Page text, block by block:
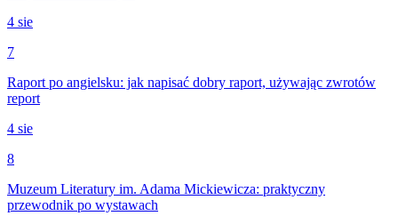
4 sie
7
Raport po angielsku: jak napisać dobry raport, używając zwrotów
report
4 sie
8
Muzeum Literatury im. Adama Mickiewicza: praktyczny
przewodnik po wystawach